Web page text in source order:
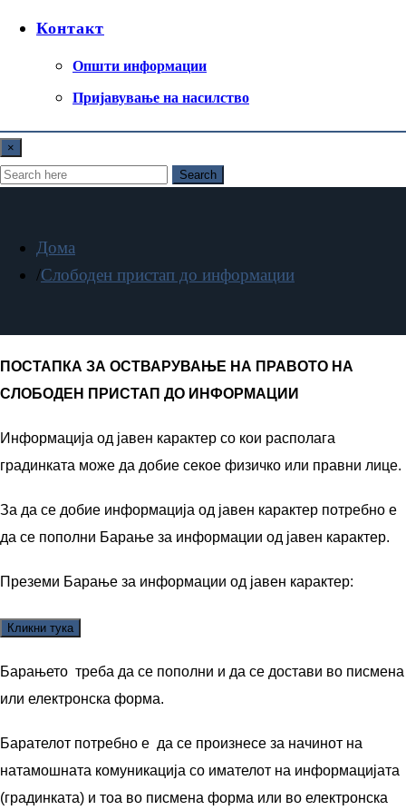
Контакт
Општи информации
Пријавување на насилство
×
Search
Дома
Слободен пристап до информации
ПОСТАПКА ЗА ОСТВАРУВАЊЕ НА ПРАВОТО НА
СЛОБОДЕН ПРИСТАП ДО ИНФОРМАЦИИ
Информација од јавен карактер со кои располага
градинката може да добие секое физичко или правни лице.
За да се добие информација од јавен карактер потребно е
да се пополни Барање за информации од јавен карактер.
Преземи Барање за информации од јавен карактер:
Барањето треба да се пополни и да се достави во писмена
или електронска форма.
Барателот потребно е да се произнесе за начинот на
натамошната комуникација со имателот на информацијата
(градинката) и тоа во писмена форма или во електронска